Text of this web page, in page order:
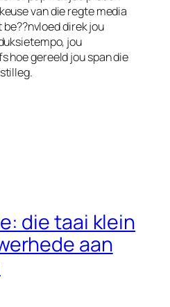
van die regte media
direk jou
jou
hoe gereeld jou span die
die taai klein
aan